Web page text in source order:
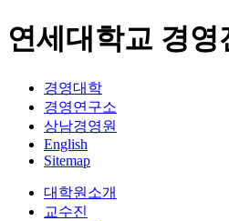
연세대학교 경영
경영대학
경영연구소
상남경영원
English
Sitemap
대학원소개
교수진